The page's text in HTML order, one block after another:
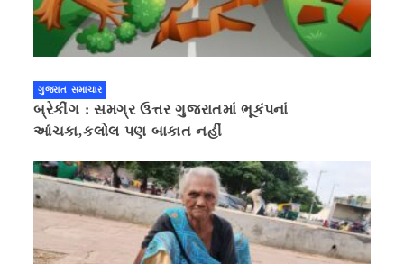
ગુજરાત સમાચાર
બ્રેકીંગ : સમગ્ર ઉત્તર ગુજરાતમાં ભૂકંપનાં
આંચકા,કલોલ પણ બાકાત નહીં